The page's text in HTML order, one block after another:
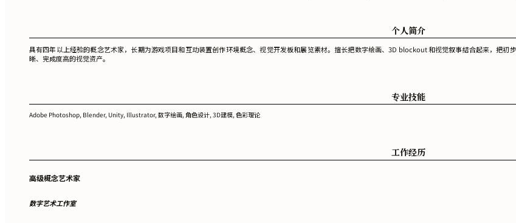
个人简介
具有四年以上经验的概念艺术家，长期为游戏项目和互动装置创作环境概念、视觉开发板和展览素材。擅长把数字绘画、3D blockout 和视觉叙事结合起来，把
晰、完成度高的视觉资产。
专业技能
Adobe Photoshop, Blender, Unity, Illustrator, 数字绘画, 角色设计, 3D建模, 色彩理论
工作经历
高级概念艺术家
数字艺术工作室